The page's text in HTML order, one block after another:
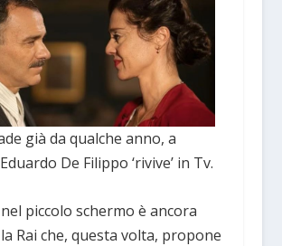
già da qualche anno, a
De Filippo ‘rivive’ in Tv.
piccolo schermo è ancora
Rai che, questa volta, propone